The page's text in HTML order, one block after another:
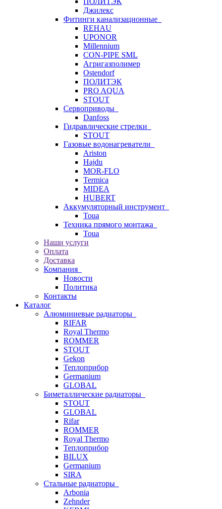
Джилекс
Фитинги канализационные
REHAU
UPONOR
Millennium
CON-PIPE SML
Агригазполимер
Ostendorf
ПОЛИТЭК
PRO AQUA
STOUT
Сервоприводы
Danfoss
Гидравлические стрелки
STOUT
Газовые водонагреватели
Ariston
Hajdu
MOR-FLO
Termica
MIDEA
HUBERT
Аккумуляторный инструмент
Toua
Техника прямого монтажа
Toua
Наши услуги
Оплата
Доставка
Компания
Новости
Политика
Контакты
Каталог
Алюминиевые радиаторы
RIFAR
Royal Thermo
ROMMER
STOUT
Gekon
Теплоприбор
Germanium
GLOBAL
Биметаллические радиаторы
STOUT
GLOBAL
Rifar
ROMMER
Royal Thermo
Теплоприбор
BILUX
Germanium
SIRA
Стальные радиаторы
Arbonia
Zehnder